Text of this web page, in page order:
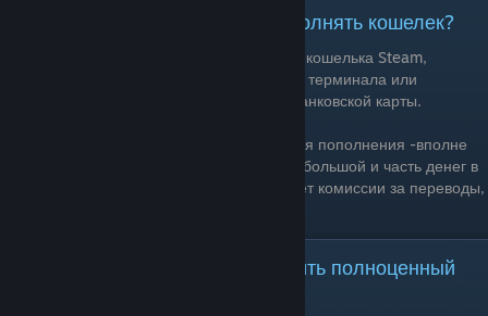
Как покупать игры в Steam и пополнять кошелек?
Покупать игры в Steam можно с помощью кошелька Steam,
предварительно пополнив его с помощью терминала или
виртуальной карточки; либо c помощью банковской карты.
При пополнении кошелька читайте условия пополнения -вполне
возможно что комиссия будет достаточно большой и часть денег в
Steam не придет. Помните! Steam не берет комиссии за переводы,
Что нужно сделать, чтобы получить полноценный